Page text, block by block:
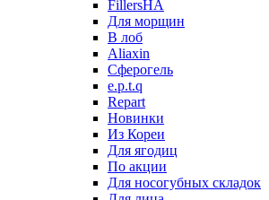
FillersHA
Для морщин
В лоб
Aliaxin
Сферогель
e.p.t.q
Repart
Новинки
Из Кореи
Для ягодиц
По акции
Для носогубных складок